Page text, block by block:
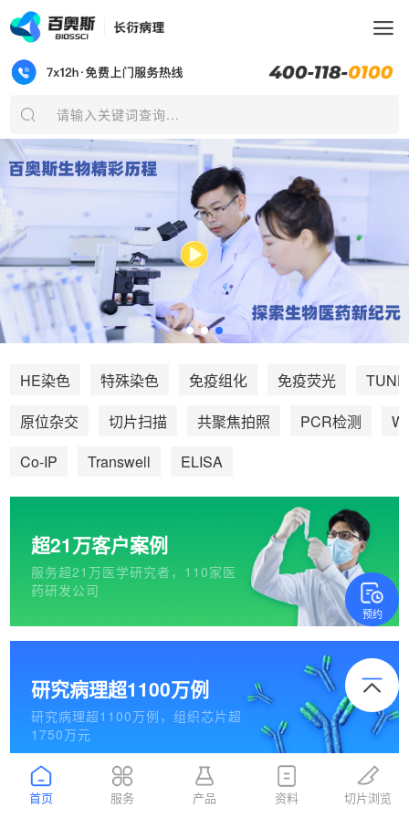
预约
请输入关键词查询...
HE染色 特殊染色 免疫组化 免疫荧光
原位杂交
切片扫描 共聚焦拍照 PCR检测
Co-IP
Transwell ELISA
超21万客户案例
服务超21万医学研究者，110家医
药研发公司
研究病理超1100万例
研究病理超1100万例，组织芯片超
1750万元
首页 服务 产品 资料 切片浏览